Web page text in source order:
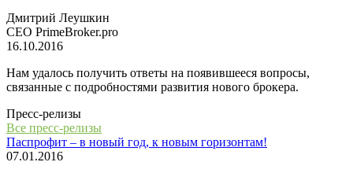
Дмитрий Леушкин
СЕО PrimeBroker.pro
16.10.2016
Нам удалось получить ответы на появившееся вопросы,
связанные с подробностями развития нового брокера.
Пресс-релизы
Все пресс-релизы
Паспрофит – в новый год, к новым горизонтам!
07.01.2016